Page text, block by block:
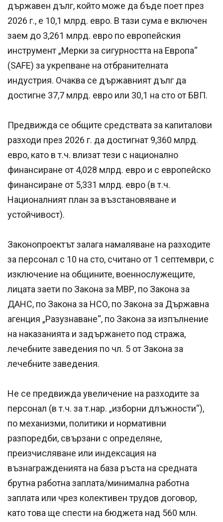
държавен дълг, който може да бъде поет през
2026 г., е 10,1 млрд. евро. В тази сума е включен
заем до 3,261 млрд. евро по европейския
инструмент „Мерки за сигурността на Европа“
(SAFE) за укрепване на отбранителната
индустрия. Очаква се държавният дълг да
достигне 37,7 млрд. евро или 30,1 на сто от БВП.
Предвижда се общите средствата за капиталови
разходи през 2026 г. да достигнат 9,360 млрд.
евро, като в т.ч. влизат тези с национално
финансиране от 4,028 млрд. евро и с европейско
финансиране от 5,331 млрд. евро (в т.ч.
Националният план за възстановяване и
устойчивост).
Законопроектът залага намаляване на разходите
за персонал с 10 на сто, считано от 1 септември, с
изключение на общините, военнослужещите,
лицата заети по Закона за МВР, по Закона за
ДАНС, по Закона за НСО, по Закона за Държавна
агенция „Разузнаване“, по Закона за изпълнение
на наказанията и задържането под стража,
лечебните заведения по чл. 5 от Закона за
лечебните заведения.
Не се предвижда увеличение на разходите за
персонал (в т.ч. за т.нар. „изборни длъжности“),
по механизми, политики и нормативни
разпоредби, свързани с определяне,
преизчисляване или индексация на
възнагражденията на база ръста на средната
брутна работна заплата/минимална работна
заплата или чрез колективен трудов договор,
като това ще спести на бюджета над 560 млн.